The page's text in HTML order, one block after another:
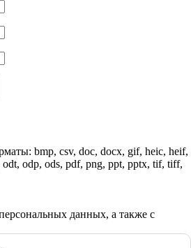
bmp, csv, doc, docx, gif, heic, heif,
odp, ods, pdf, png, ppt, pptx, tif, tiff,
данных, а также с